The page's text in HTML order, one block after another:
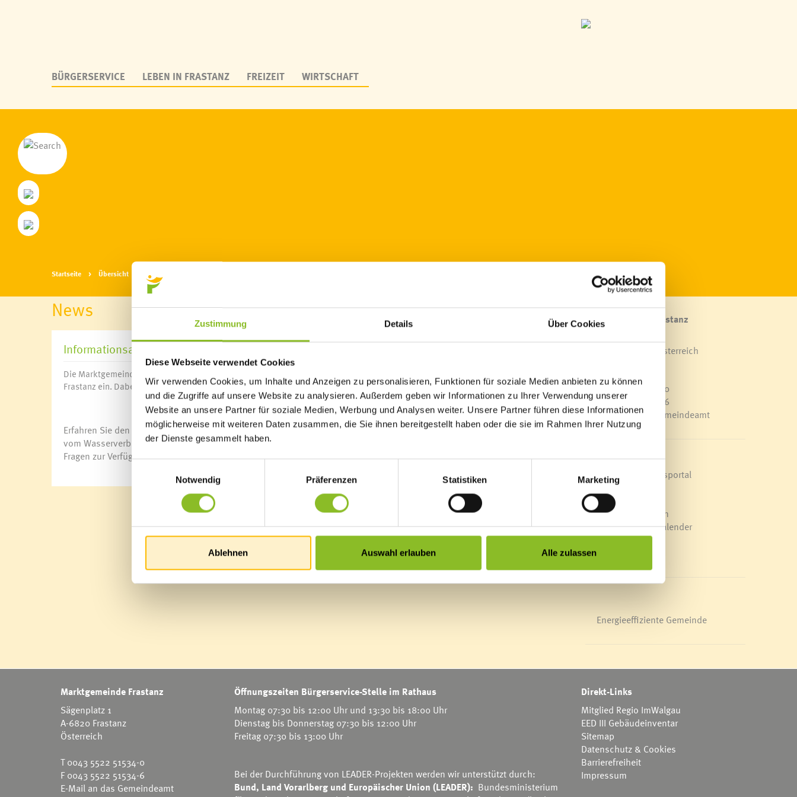
Zustimmung Details Über Cookies
Diese Webseite verwendet Cookies
Wir verwenden Cookies, um Inhalte und Anzeigen zu personalisieren, Funktionen für soziale Medien anbieten zu können
und die Zugriffe auf unsere Website zu analysieren. Außerdem geben wir Informationen zu Ihrer Verwendung unserer
Website an unsere Partner für soziale Medien, Werbung und Analysen weiter. Unsere Partner führen diese Informationen
möglicherweise mit weiteren Daten zusammen, die Sie ihnen bereitgestellt haben oder die sie im Rahmen Ihrer Nutzung
der Dienste gesammelt haben.
Notwendig
Präferenzen Statistiken Marketing
Ablehnen Auswahl erlauben Alle zulassen
BÜRGERSERVICE LEBEN IN FRASTANZ FREIZEIT WIRTSCHAFT
Startseite Übersicht News
News
Informationsabend zu Hochwasserschutz
Die Marktgemeinde Frastanz lädt alle Interessierten am Mittwoch, dem 19. Februar 2025, um 18:00 Uhr, ins Feuerwehrhaus
Frastanz ein. Dabei geht es um den sogenannten Bauabschnitt 03, der in Frastanz vor allem das Sonnenheim betrifft.
Erfahren Sie den aktuellen Stand über das für Frastanz und die Region so wichtigen Projektes aus erster Hand. Experten
vom Wasserverband Ill-Walgau und vom Amt der Vorarlberger Landesregierung stehen nach der Präsentation gerne für
Fragen zur Verfügung.
Marktgemeinde Frastanz
A-6820 Frastanz, Österreich
T0043 5522 51534-0
F 0043 5522 51534-6
E-Mail an das Gemeindeamt
Schnellzugriff
Veröffentlichungsportal
Blackout
Ortsplan
Bürgermeldungen
Veranstaltungskalender
Mediathek
Energieeffiziente Gemeinde
Marktgemeinde Frastanz
Sägenplatz 1
A-6820 Frastanz
Österreich
T0043 5522 51534-0
F 0043 5522 51534-6
E-Mail an das Gemeindeamt
Öffnungszeiten Bürgerservice-Stelle im Rathaus
Montag 07:30 bis 12:00 Uhr und 13:30 bis 18:00 Uhr
Dienstag bis Donnerstag 07:30 bis 12:00 Uhr
Freitag 07:30 bis 13:00 Uhr
Bei der Durchführung von LEADER-Projekten werden wir unterstützt durch:
Bund, Land Vorarlberg und Europäischer Union (LEADER): Bundesministerium
Direkt-Links
Mitglied Regio ImWalgau
EED III Gebäudeinventar
Sitemap
Datenschutz & Cookies
Barrierefreiheit
Impressum